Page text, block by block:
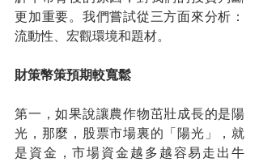
更加重要。我們嘗試從三方面來分析：
流動性、宏觀環境和題材。
財策幣策預期較寬鬆
第一，如果說讓農作物茁壯成長的是陽
光，那麼，股票市場裏的「陽光」，就
是資金，市場資金越多越容易走出牛